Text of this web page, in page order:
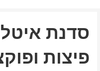
סדנת
פיצות